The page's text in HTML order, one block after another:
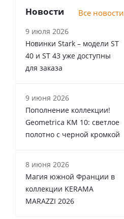
Новости Все новости
9 июля 2026
Новинки Stark – модели ST
40 и ST 43 уже доступны
для заказа
9 июня 2026
Пополнение коллекции!
Geometrica KM 10: светлое
полотно с черной кромкой
8 июня 2026
Магия южной Франции в
коллекции KERAMA
MARAZZI 2026